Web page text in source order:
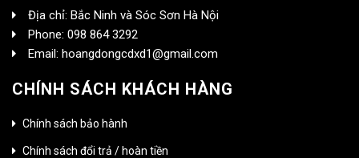
Địa chỉ: Bắc Ninh và Sóc Sơn Hà Nội
Phone: 098 864 3292
Email: hoangdongcdxd1@gmail.com
CHÍNH SÁCH KHÁCH HÀNG
Chính sách bảo hành
Chính sách đổi trả / hoàn tiền